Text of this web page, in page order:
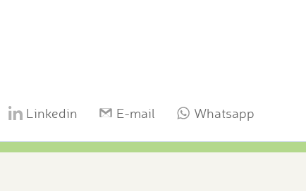
Linkedin E-mail Whatsapp